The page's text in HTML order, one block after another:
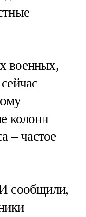
военных,
колонн
– частое
сообщили,